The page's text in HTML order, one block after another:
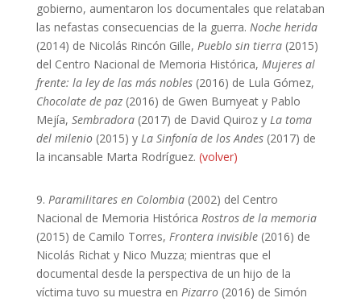
gobierno, aumentaron los documentales que relataban
las nefastas consecuencias de la guerra. Noche herida
(2014) de Nicolás Rincón Gille, Pueblo sin tierra(2015)
del Centro Nacional de Memoria Histórica, Mujeres al
frente: la ley de las más nobles(2016) de Lula Gómez,
Chocolate de paz(2016) de Gwen Burnyeat y Pablo
Mejía, Sembradora(2017) de David Quiroz y La toma
del milenio(2015) y La Sinfonía de los Andes(2017) de
la incansable Marta Rodríguez. (volver)
9. Paramilitares en Colombia(2002) del Centro
Nacional de Memoria Histórica Rostros de la memoria
(2015) de Camilo Torres, Frontera invisible(2016) de
Nicolás Richat y Nico Muzza; mientras que el
documental desde la perspectiva de un hijo de la
víctima tuvo su muestra en Pizarro(2016) de Simón